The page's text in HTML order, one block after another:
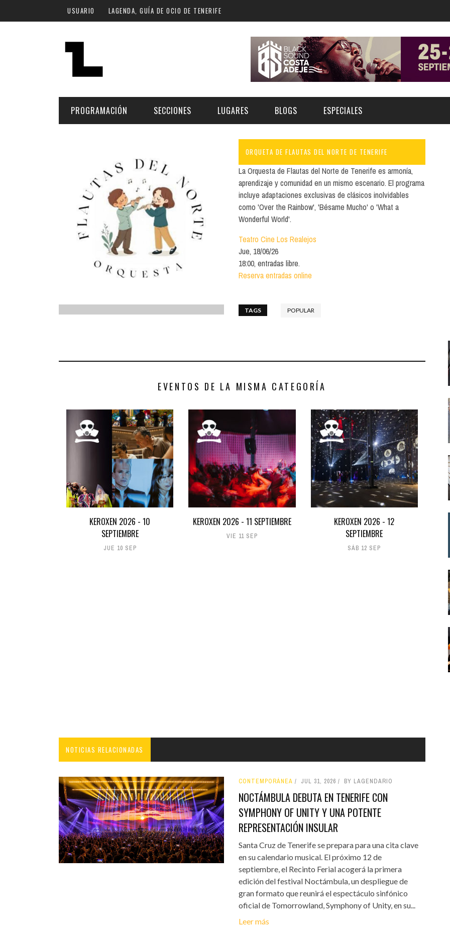
Pasar al contenido principal
USUARIO LAGENDA, GUÍA DE OCIO DE TENERIFE
PROGRAMACIÓN
Hoy
Plan Finde
Norte
Islas
Cultura
Deporte y Naturaleza
SECCIONES
ESCÉNICAS
CULTURA
GASTRONOMÍA
INFANTIL
LUGARES
ARTE | MUSEOS
SALAS Y AUDITORIOS
ESPACIOS CULTURALES
LOCALES CON ACTUACIONES
COMERCIO
BLOGS ESPECIALES
FESTIVAL BOREAL 2026
FESTIVAL TAGANANA 2026
TENERIFE PHE FESTIVAL 2026
ORQUETA DE FLAUTAS DEL NORTE DE TENERIFE
La Orquesta de Flautas del Norte de Tenerife es armonía,
aprendizaje y comunidad en un mismo escenario. El programa
incluye adaptaciones exclusivas de clásicos inolvidables
como 'Over the Rainbow', 'Bésame Mucho' o 'What a
Wonderful World'.
Teatro Cine Los Realejos
Jue, 18/06/26
18:00, entradas libre.
Reserva entradas online
TAGS POPULAR
EVENTOS DE LA MISMA CATEGORÍA
KEROXEN 2026 - 10
SEPTIEMBRE
JUE 10 SEP
KEROXEN 2026 - 11 SEPTIEMBRE
VIE 11 SEP
KEROXEN 2026 - 12
SEPTIEMBRE
SÁB 12 SEP
NOTICIAS RELACIONADAS
CONTEMPORÁNEA JUL 31, 2026 BY LAGENDARIO
NOCTÁMBULA DEBUTA EN TENERIFE CON
SYMPHONY OF UNITY Y UNA POTENTE
REPRESENTACIÓN INSULAR
Santa Cruz de Tenerife se prepara para una cita clave
en su calendario musical. El próximo 12 de
septiembre, el Recinto Ferial acogerá la primera
edición del festival Noctámbula, un despliegue de
gran formato que reunirá el espectáculo sinfónico
oficial de Tomorrowland, Symphony of Unity, en su...
Leer más